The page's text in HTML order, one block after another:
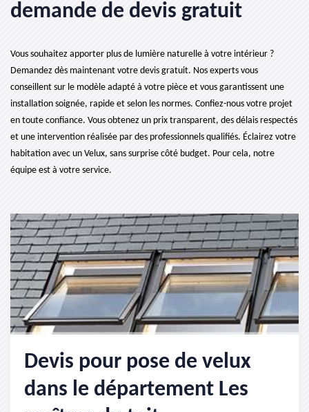
demande de devis gratuit
Vous souhaitez apporter plus de lumière naturelle à votre intérieur ?
Demandez dès maintenant votre devis gratuit. Nos experts vous
conseillent sur le modèle adapté à votre pièce et vous garantissent une
installation soignée, rapide et selon les normes. Confiez-nous votre projet
en toute confiance. Vous obtenez un prix transparent, des délais respectés
et une intervention réalisée par des professionnels qualifiés. Éclairez votre
habitation avec un Velux, sans surprise côté budget. Pour cela, notre
équipe est à votre service.
Devis pour pose de velux
dans le département Les